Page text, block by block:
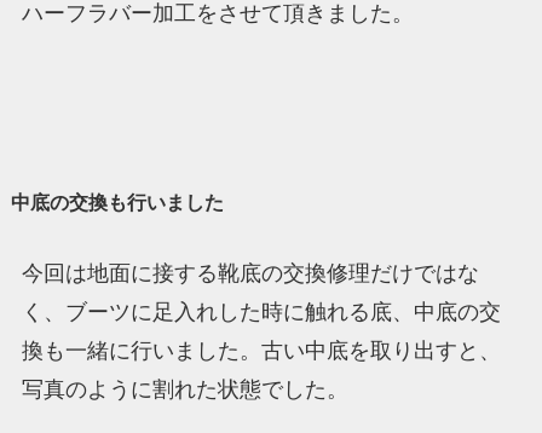
ハーフラバー加工をさせて頂きました。
中底の交換も行いました
今回は地面に接する靴底の交換修理だけではな
く、ブーツに足入れした時に触れる底、中底の交
換も一緒に行いました。古い中底を取り出すと、
写真のように割れた状態でした。